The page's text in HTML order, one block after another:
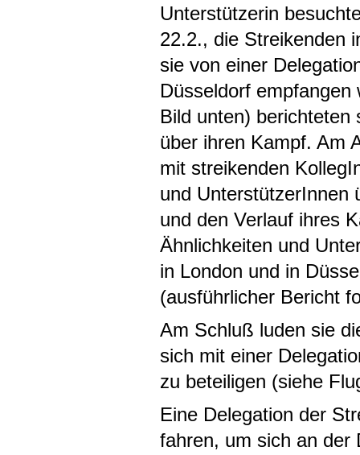
Unterstützerin
22.2., die Streikenden
sie von einer
Düsseldorf
Bild unten)
über ihren Kampf. Am
mit streikenden
und UnterstützerInnen
und den Verlauf ihres
Ähnlichkeiten und
in London und in
(ausführlicher Bericht
Am Schluß luden sie
sich mit einer
zu beteiligen (siehe
Eine Delegation der
fahren, um sich an der